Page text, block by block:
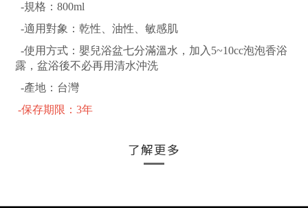
-規格：800ml
-適用對象：乾性、油性、敏感肌
-使用方式：嬰兒浴盆七分滿溫水，加入5~10cc泡泡香浴
露，盆浴後不必再用清水沖洗
-產地：台灣
-保存期限：3年
了解更多